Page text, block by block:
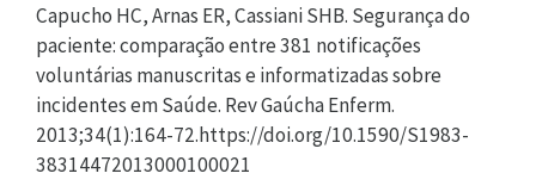
Capucho HC, Arnas ER, Cassiani SHB. Segurança do
paciente: comparação entre 381 notificações
voluntárias manuscritas e informatizadas sobre
incidentes em Saúde. Rev Gaúcha Enferm.
2013;34(1):164-72.https://doi.org/10.1590/S1983-
38314472013000100021